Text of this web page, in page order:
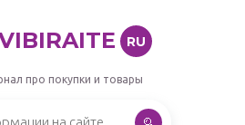
RU
про покупки и товары